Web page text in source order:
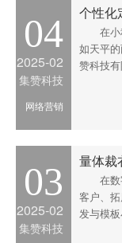
04
2025-02
集赞科技
网络营销
在
如天平
赞科技
队，通
差异，
便捷性
03
2025-02
集赞科技
在
客户、
发与模
困惑。